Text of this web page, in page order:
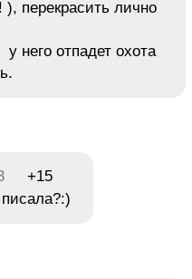
перекрасить лично
него отпадет охота
+15